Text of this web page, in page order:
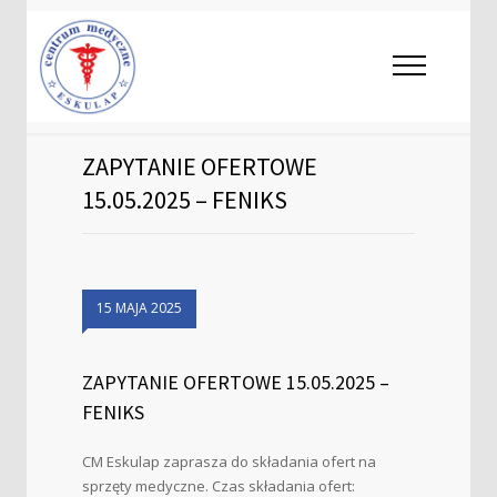
ZAPYTANIE OFERTOWE
15.05.2025 – FENIKS
15 MAJA 2025
ZAPYTANIE OFERTOWE 15.05.2025 –
FENIKS
CM Eskulap zaprasza do składania ofert na
sprzęty medyczne. Czas składania ofert: